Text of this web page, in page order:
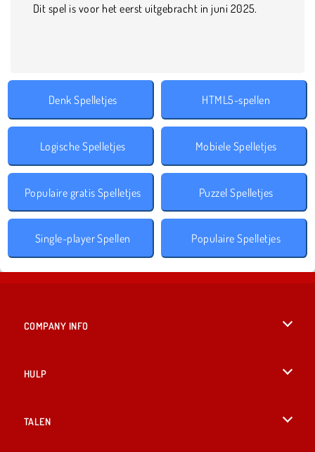
Dit spel is voor het eerst uitgebracht in juni 2025.
Denk Spelletjes HTML5-spellen
Logische Spelletjes Mobiele Spelletjes
Populaire gratis Spelletjes Puzzel Spelletjes
Single-player Spellen Populaire Spelletjes
COMPANY INFO
HULP
TALEN